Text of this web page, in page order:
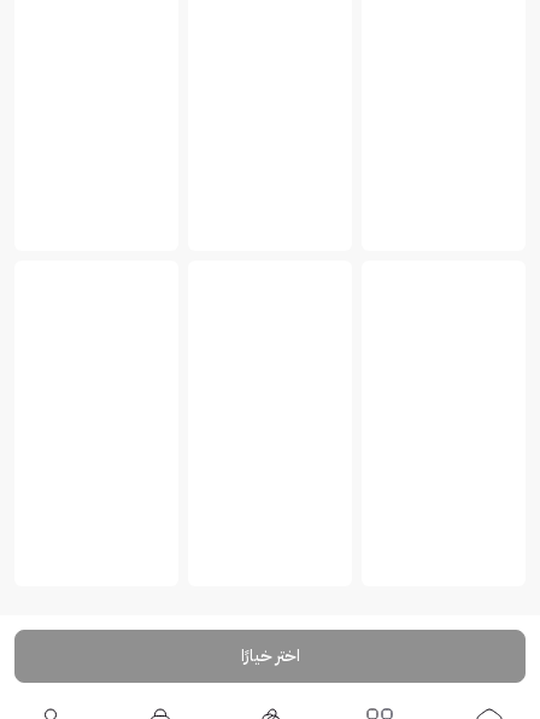
اختر خيارًا